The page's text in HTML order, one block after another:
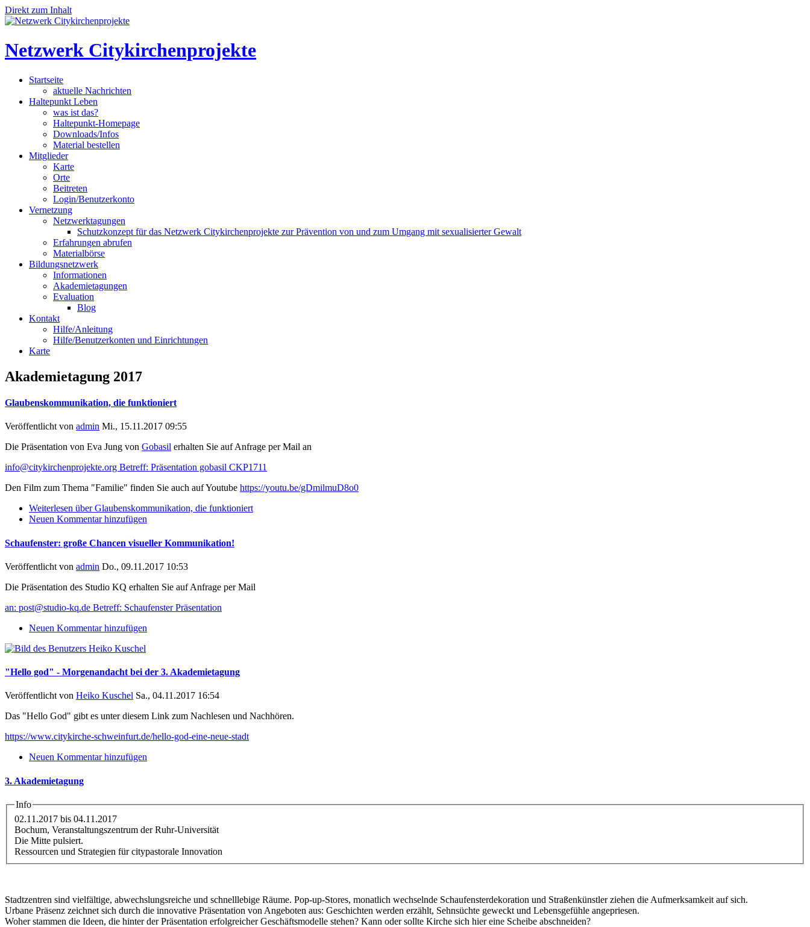
Direkt zum Inhalt
Netzwerk Citykirchenprojekte
Startseite
aktuelle Nachrichten
Haltepunkt Leben
was ist das?
Haltepunkt-Homepage
Downloads/Infos
Material bestellen
Mitglieder
Karte
Orte
Beitreten
Login/Benutzerkonto
Vernetzung
Netzwerktagungen
Schutzkonzept für das Netzwerk Citykirchenprojekte zur Prävention von und zum Umgang mit sexualisierter Gewalt
Erfahrungen abrufen
Materialbörse
Bildungsnetzwerk
Informationen
Akademietagungen
Evaluation
Blog
Kontakt
Hilfe/Anleitung
Hilfe/Benutzerkonten und Einrichtungen
Karte
Akademietagung 2017
Glaubenskommunikation, die funktioniert
Veröffentlicht von admin Mi., 15.11.2017 09:55
Die Präsentation von Eva Jung von Gobasil erhalten Sie auf Anfrage per Mail an
info@citykirchenprojekte.org Betreff: Präsentation gobasil CKP1711
Den Film zum Thema "Familie" finden Sie auch auf Youtube https://youtu.be/gDmilmuD8o0
Weiterlesen über Glaubenskommunikation, die funktioniert
Neuen Kommentar hinzufügen
Schaufenster: große Chancen visueller Kommunikation!
Veröffentlicht von admin Do., 09.11.2017 10:53
Die Präsentation des Studio KQ erhalten Sie auf Anfrage per Mail
an: post@studio-kq.de Betreff: Schaufenster Präsentation
Neuen Kommentar hinzufügen
"Hello god" - Morgenandacht bei der 3. Akademietagung
Veröffentlicht von Heiko Kuschel Sa., 04.11.2017 16:54
Das "Hello God" gibt es unter diesem Link zum Nachlesen und Nachhören.
https://www.citykirche-schweinfurt.de/hello-god-eine-neue-stadt
Neuen Kommentar hinzufügen
3. Akademietagung
Info
02.11.2017 bis 04.11.2017
Bochum, Veranstaltungszentrum der Ruhr-Universität
Die Mitte pulsiert.
Ressourcen und Strategien für citypastorale Innovation
Stadtzentren sind vielfältige, abwechslungsreiche und schnelllebige Räume. Pop-up-Stores, monatlich wechselnde Schaufensterdekoration und Straßenkünstler ziehen die Aufmerksamkeit auf sich.
Urbane Präsenz zeichnet sich durch die innovative Präsentation von Angeboten aus: Geschichten werden erzählt, Sehnsüchte geweckt und Lebensgefühle angepriesen.
Woher stammen die Ideen, die hinter der Präsentation erfolgreicher Geschäftsmodelle stehen? Kann oder sollte Kirche sich hier eine Scheibe abschneiden?